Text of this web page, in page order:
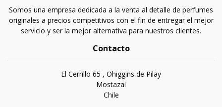
Somos una empresa dedicada a la venta al detalle de perfumes
originales a precios competitivos con el fin de entregar el mejor
servicio y ser la mejor alternativa para nuestros clientes.
Contacto
El Cerrillo 65 , Ohiggins de Pilay
Mostazal
Chile